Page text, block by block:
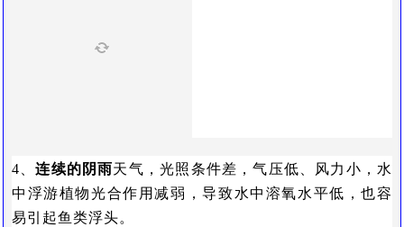
4、连续的阴雨天气，光照条件差，气压低、风力小，水
中浮游植物光合作用减弱，导致水中溶氧水平低，也容
易引起鱼类浮头。